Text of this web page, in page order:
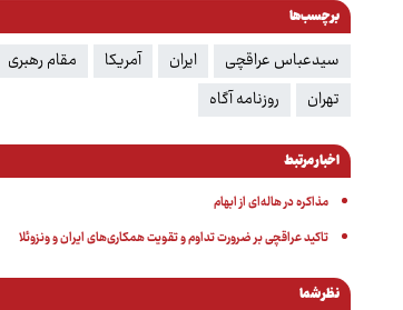
برچسب‌ها
سیدعباس عراقچی ایران آمریکا مقام رهبری
تهران
روزنامه آگاه
اخبار مرتبط
مذاکره در هاله‌ای از ابهام
تاکید عراقچی بر ضرورت تداوم و تقویت همکاری‌های ایران و ونزوئلا
نظر شما